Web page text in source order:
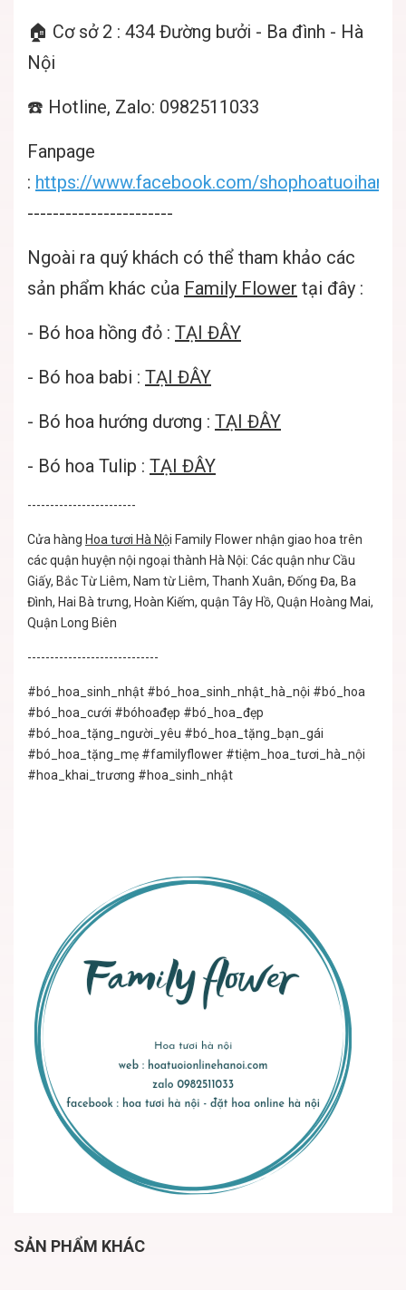
🏠 Cơ sở 2 : 434 Đường bưởi - Ba đình - Hà
Nội
☎️ Hotline, Zalo: 0982511033
Fanpage
: https://www.facebook.com/
-----------------------
Ngoài ra quý khách có thể tham khảo các
sản phẩm khác của Family Flower tại đây :
- Bó hoa hồng đỏ : TẠI ĐÂY
- Bó hoa babi : TẠI ĐÂY
- Bó hoa hướng dương : TẠI ĐÂY
- Bó hoa Tulip : TẠI ĐÂY
------------------------
Cửa hàng Hoa tươi Hà Nội Family Flower nhận giao hoa trên
các quận huyện nội ngoại thành Hà Nội: Các quận như Cầu
Giấy, Bắc Từ Liêm, Nam từ Liêm, Thanh Xuân, Đống Đa, Ba
Đình, Hai Bà trưng, Hoàn Kiếm, quận Tây Hồ, Quận Hoàng Mai,
Quận Long Biên
-----------------------------
#bó_hoa_sinh_nhật #bó_hoa_sinh_nhật_hà_nội #bó_hoa
#bó_hoa_cưới #bóhoađẹp #bó_hoa_đẹp
#bó_hoa_tặng_người_yêu #bó_hoa_tặng_bạn_gái
#bó_hoa_tặng_mẹ #familyflower #tiệm_hoa_tươi_hà_nội
#hoa_khai_trương #hoa_sinh_nhật
SẢN PHẨM KHÁC